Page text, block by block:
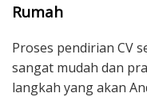
Rumah
Proses pendirian CV
sangat mudah dan
langkah yang akan